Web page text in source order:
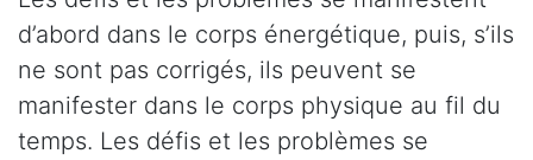
d’abord dans le corps énergétique, puis, s’ils
ne sont pas corrigés, ils peuvent se
manifester dans le corps physique au fil du
temps. Les défis et les problèmes se